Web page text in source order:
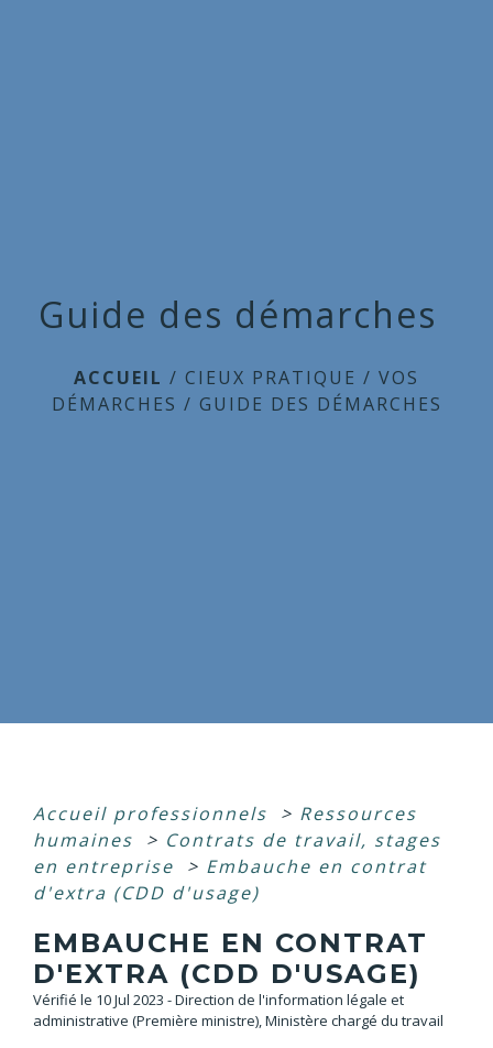
Guide des démarches
ACCUEIL / CIEUX PRATIQUE / VOS
DÉMARCHES / GUIDE DES DÉMARCHES
Accueil professionnels > Ressources
humaines
> Contrats de travail, stages
en entreprise
> Embauche en contrat
d'extra (CDD d'usage)
EMBAUCHE EN CONTRAT
D'EXTRA (CDD D'USAGE)
Vérifié le 10 Jul 2023 - Direction de l'information légale et
administrative (Première ministre), Ministère chargé du travail